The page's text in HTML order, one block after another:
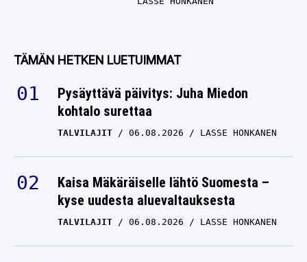
TÄMÄN HETKEN LUETUIMMAT
Pysäyttävä päivitys: Juha Miedon
kohtalo surettaa
TALVILAJIT 06.08.2026 LASSE HONKANEN
Kaisa Mäkäräiselle lähtö Suomesta –
kyse uudesta aluevaltauksesta
TALVILAJIT 06.08.2026 LASSE HONKANEN